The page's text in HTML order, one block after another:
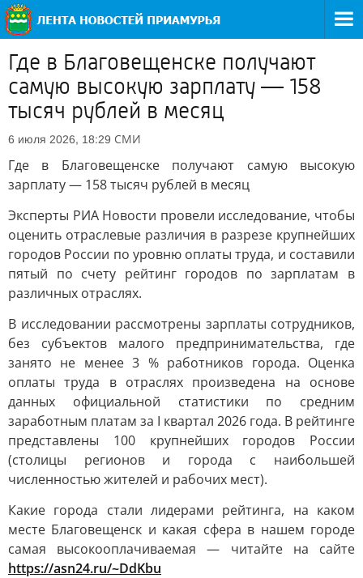
Где в Благовещенске получают
самую высокую зарплату — 158
тысяч рублей в месяц
6 июля 2026, 18:29 СМИ
Где в Благовещенске получают самую высокую
зарплату — 158 тысяч рублей в месяц
Эксперты РИА Новости провели исследование, чтобы
оценить отраслевые различия в разрезе крупнейших
городов России по уровню оплаты труда, и составили
пятый по счету рейтинг городов по зарплатам в
различных отраслях.
В исследовании рассмотрены зарплаты сотрудников,
без субъектов малого предпринимательства, где
занято не менее 3 % работников города. Оценка
оплаты труда в отраслях произведена на основе
данных официальной статистики по средним
заработным платам за I квартал 2026 года. В рейтинге
представлены 100 крупнейших городов России
(столицы регионов и города с наибольшей
численностью жителей и рабочих мест).
Какие города стали лидерами рейтинга, на каком
месте Благовещенск и какая сфера в нашем городе
самая высокооплачиваемая — читайте на сайте
https://asn24.ru/~DdKbu